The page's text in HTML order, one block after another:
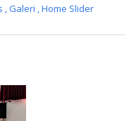
,Galeri ,Home Slider